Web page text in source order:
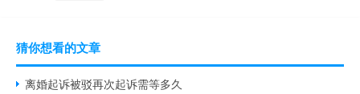
猜你想看的文章
离婚起诉被驳再次起诉需等多久